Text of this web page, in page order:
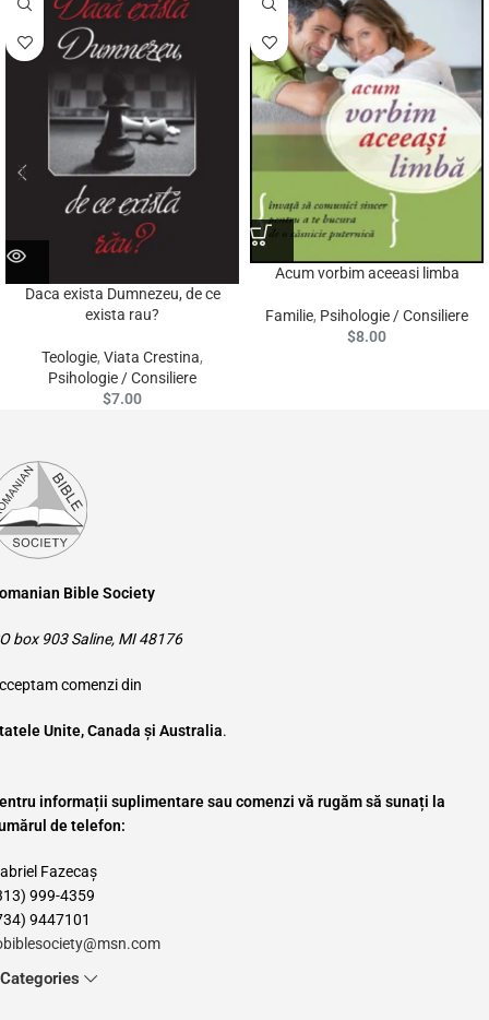
Daca exista Dumnezeu, de ce
exista rau?
Teologie, Viata Crestina,
Psihologie / Consiliere
$7.00
Acum vorbim aceeasi limba
Familie, Psihologie / Consiliere
$8.00
Bible Society
box 903 Saline, MI 48176
comenzi din
Unite, Canada și Australia.
informații suplimentare sau comenzi vă rugăm să sunați la
de telefon:
Fazecaș
999-4359
9447101
Categories